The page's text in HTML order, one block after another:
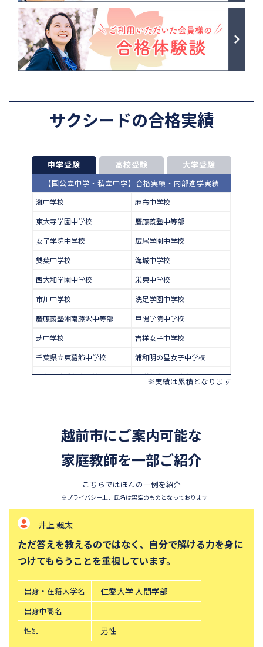
サクシードの合格実績
中学受験 高校受験 大学受験
【国公立中学・私立中学】合格実績・内部進学実績
灘中学校
麻布中学校
東大寺学園中学校
慶應義塾中等部
女子学院中学校
広尾学園中学校
雙葉中学校
海城中学校
西大和学園中学校
栄東中学校
市川中学校
洗足学園中学校
慶應義塾湘南藤沢中等部
甲陽学院中学校
芝中学校
吉祥女子中学校
千葉県立東葛飾中学校
浦和明の星女子中学校
昭和学院秀英中学校
東洋英和女学院中学部
北嶺中学校
白百合学園中学校
サレジオ学院中学校
東邦大学付属東邦中学校
東京農業大学第一高等学校中
立教新座中学校
桐朋中学校
東京都市大学付属中学校
三田国際科学学園中学校
青山学院中等部
高輪中学校
帝塚山中学校
中央大学附属横浜中学校
六甲学院中学校
青山学院横浜英和中学校
東山中学校
山手学院中学校
函館ラ・サール中学校
城北中学校
※実績は累積となります
越前市にご案内可能な
家庭教師を一部ご紹介
こちらではほんの一例を紹介
※プライバシー上、氏名は架空のものとなっております
井上 颯太
ただ答えを教えるのではなく、自分で解ける力を身に
つけてもらうことを重視しています。
出身・在籍大学名 仁愛大学 人間学部
出身中高名
性別
男性